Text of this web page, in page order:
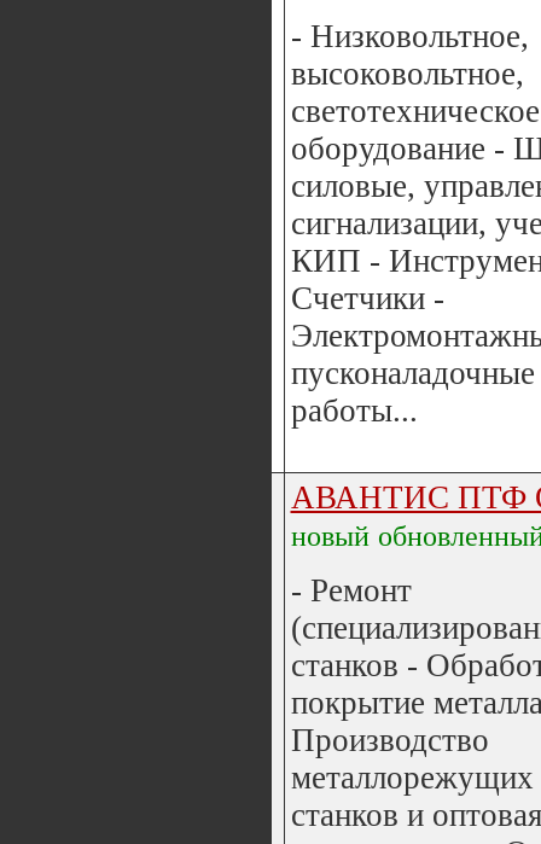
- Низковольтное,
высоковольтное,
светотехническое
оборудование -
силовые,
сигнализации,
КИП -
Счетчики -
пусконаладочные
работы...
АВАНТИС ПТФ
новый
- Ремонт
станков -
покрытие
Производство
металлорежущих
станков и оптовая